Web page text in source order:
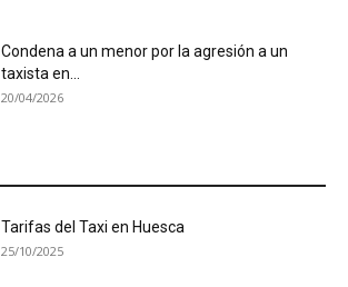
Condena a un menor por la agresión a un
taxista en...
20/04/2026
Tarifas del Taxi en Huesca
25/10/2025